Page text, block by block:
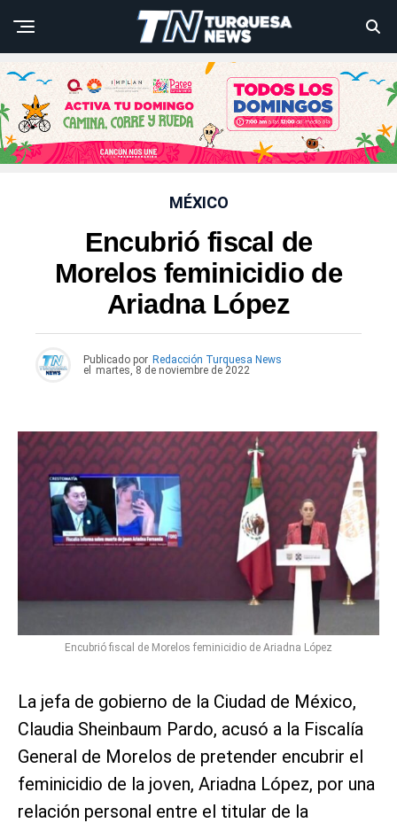
MÉXICO
Encubrió fiscal de
Morelos feminicidio de
Ariadna López
Publicado por Redacción Turquesa News
el
martes, 8 de noviembre de 2022
Encubrió fiscal de Morelos feminicidio de Ariadna López
La jefa de gobierno de la Ciudad de México,
Claudia Sheinbaum Pardo, acusó a la Fiscalía
General de Morelos de pretender encubrir el
feminicidio de la joven, Ariadna López, por una
relación personal entre el titular de la